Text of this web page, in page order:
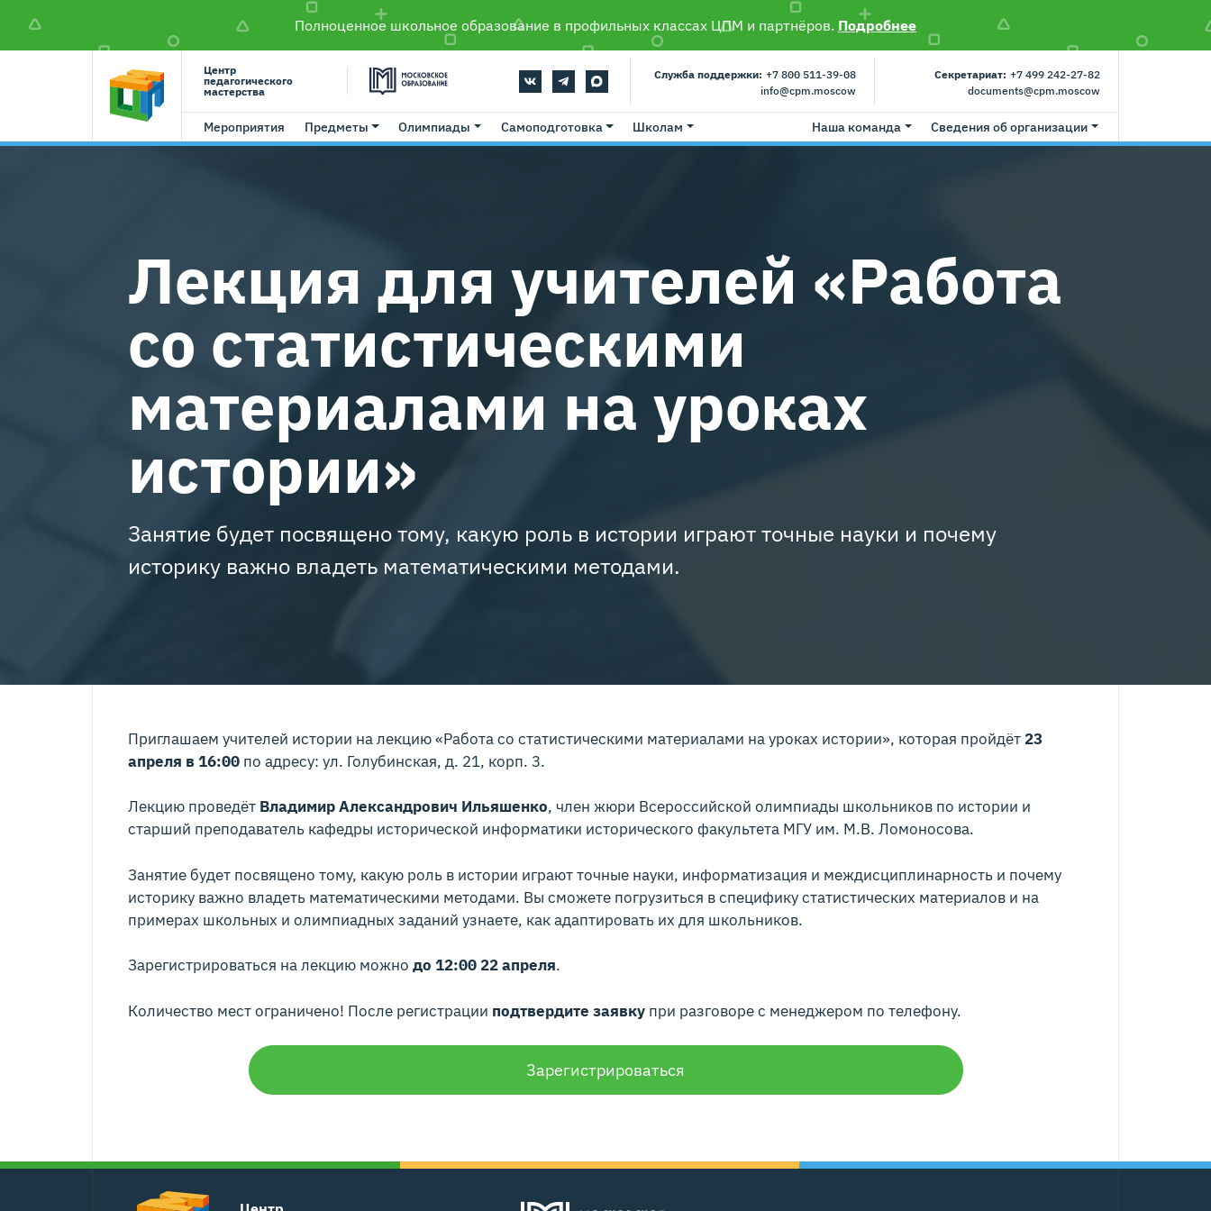
Полноценное школьное образование в профильных классах ЦПМ и партнёров. Подробнее
Центр
педагогического
мастерства
Служба поддержки: +7 800 511-39-08
info@cpm.moscow
Секретариат: +7 499 242-27-82
documents@cpm.moscow
Мероприятия Предметы Олимпиады Самоподготовка Школам Наша команда Сведения об организации
Лекция для учителей «Работа
со статистическими
материалами на уроках
истории»
Занятие будет посвящено тому, какую роль в истории играют точные науки и почему
историку важно владеть математическими методами.
Приглашаем учителей истории на лекцию «Работа со статистическими материалами на уроках истории», которая пройдёт 23
апреля в 16:00 по адресу: ул. Голубинская, д. 21, корп. 3.
Лекцию проведёт Владимир Александрович Ильяшенко, член жюри Всероссийской олимпиады школьников по истории и
старший преподаватель кафедры исторической информатики исторического факультета МГУ им. М.В. Ломоносова.
Занятие будет посвящено тому, какую роль в истории играют точные науки, информатизация и междисциплинарность и почему
историку важно владеть математическими методами. Вы сможете погрузиться в специфику статистических материалов и на
примерах школьных и олимпиадных заданий узнаете, как адаптировать их для школьников.
Зарегистрироваться на лекцию можно до 12:00 22 апреля.
Количество мест ограничено! После регистрации подтвердите заявку при разговоре с менеджером по телефону.
Зарегистрироваться